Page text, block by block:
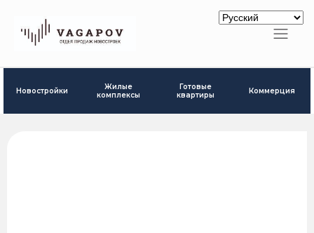
Новостройки
Жилые
комплексы
Готовые
квартиры
Коммерция